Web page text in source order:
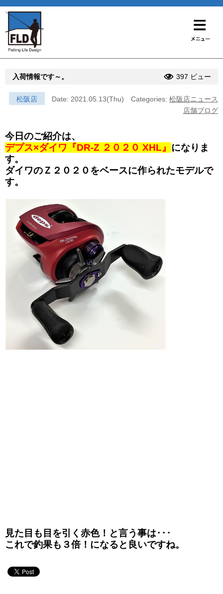
入荷情報です～。 397 ビュー
松阪店 Date: 2021.05.13(Thu) Categories: 松阪店ニュース
店舗ブログ
今日のご紹介は、
デプス×ダイワ『DR-Z ２０２０ XHL』 になりま
す。
ダイワのＺ２０２０をベースに作られたモデルで
す。
見た目も目を引く赤色！と言う事は･･･
これで釣果も３倍！になると良いですね。